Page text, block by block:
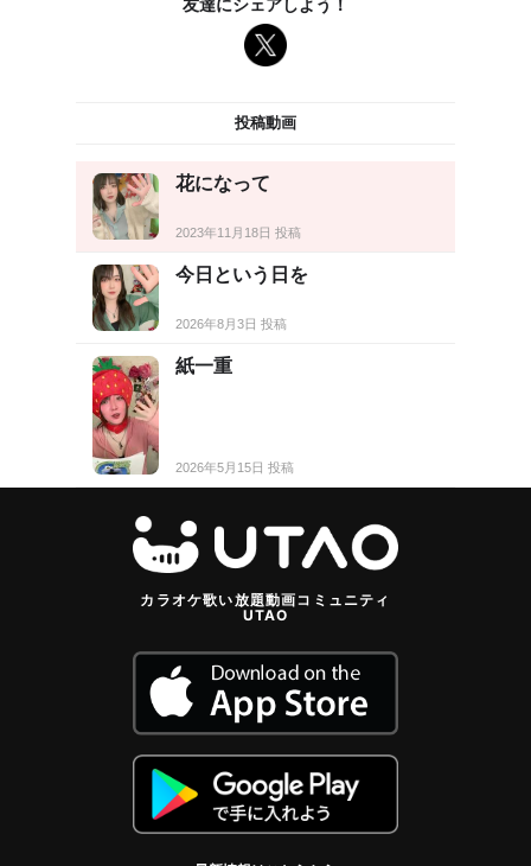
友達にシェアしよう！
投稿動画
花になって
2023年11月18日 投稿
今日という日を
2026年8月3日 投稿
紙一重
2026年5月15日 投稿
カラオケ歌い放題動画コミュニティ
UTAO